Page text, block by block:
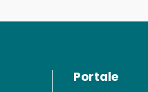
Portale